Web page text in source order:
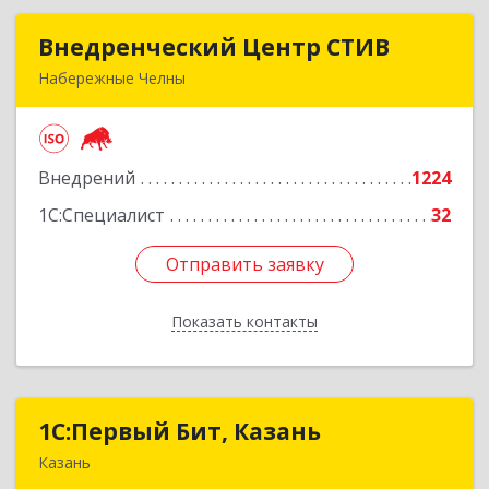
Внедренческий Центр СТИВ
Набережные Челны
Внедрений
1224
1С:Специалист
32
Отправить заявку
Показать контакты
Внедренческий Центр СТИВ
Автозаводский пр-кт, дом № 37Е, корпус 5Н,
Подробнее
Отправить заявку
Назад
1С:Первый Бит, Казань
Казань
1С:Первый Бит, Казань